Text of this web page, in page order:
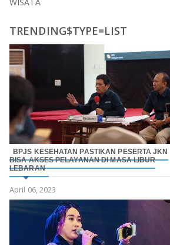
TRENDING$TYPE=LIST
BPJS KESEHATAN PASTIKAN PESERTA JKN
BISA AKSES PELAYANAN DI MASA LIBUR
LEBARAN
April 06, 2023